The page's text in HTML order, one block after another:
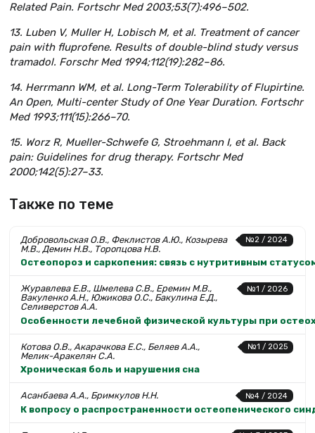
Related Pain. Fortschr Med 2003;53(7):496–502.
13. Luben V, Muller H, Lobisch M, et al. Treatment of cancer
pain with fluprofene. Results of double-blind study versus
tramadol. Forschr Med 1994;112(19):282–86.
14. Herrmann WM, et al. Long-Term Tolerability of Flupirtine.
An Open, Multi-center Study of One Year Duration. Fortschr
Med 1993;111(15):266–70.
15. Worz R, Mueller-Schwefe G, Stroehmann I, et al. Back
pain: Guidelines for drug therapy. Fortschr Med
2000;142(5):27–33.
Также по теме
№2 / 2024
Добровольская О.В., Феклистов А.Ю., Козырева
М.В., Демин Н.В., Торопцова Н.В.
Остеопороз и саркопения: связь с нутритивным
№1 / 2026
Журавлева Е.В., Шмелева С.В., Еремин М.В.,
Вакуленко А.Н., Южикова О.С., Бакулина Е.Д.,
Селиверстов А.А.
Особенности лечебной физической культуры при
№1 / 2025
Котова О.В., Акарачкова Е.С., Беляев А.А.,
Мелик-Аракелян С.А.
Хроническая боль и нарушения сна
№4 / 2024
Асанбаева А.А., Бримкулов Н.Н.
К вопросу о распространенности остеопенического